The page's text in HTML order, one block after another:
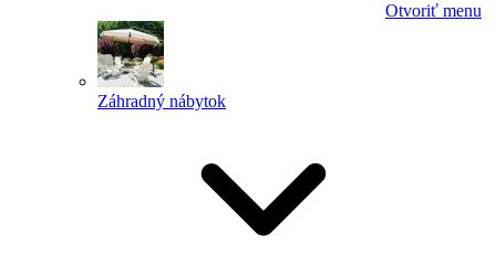
Otvoriť menu
Záhradný nábytok